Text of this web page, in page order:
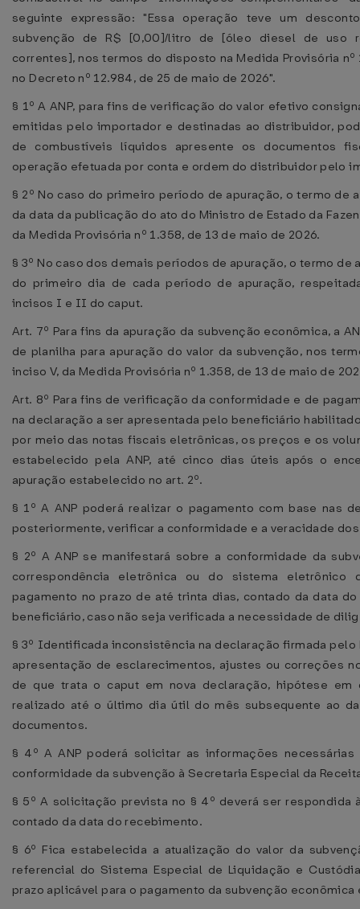
seguinte expressão: "Essa operação teve um
subvenção de R$ [0,00]/litro de [óleo diesel de uso
correntes], nos termos do disposto na Medida Provisória
no Decreto nº 12.984, de 25 de maio de 2026".
§ 1º A ANP, para fins de verificação do valor efetivo
emitidas pelo importador e destinadas ao distribuidor,
de combustíveis líquidos apresente os documentos
operação efetuada por conta e ordem do distribuidor pelo
§ 2º No caso do primeiro período de apuração, o termo de
da data da publicação do ato do Ministro de Estado da
da Medida Provisória nº 1.358, de 13 de maio de 2026.
§ 3º No caso dos demais períodos de apuração, o termo
do primeiro dia de cada período de apuração,
incisos I e II do caput.
Art. 7º Para fins da apuração da subvenção econômica, a
de planilha para apuração do valor da subvenção, nos
inciso V, da Medida Provisória nº 1.358, de 13 de maio de
Art. 8º Para fins de verificação da conformidade e de
na declaração a ser apresentada pelo beneficiário
por meio das notas fiscais eletrônicas, os preços e os
estabelecido pela ANP, até cinco dias úteis após o
apuração estabelecido no art. 2º.
§ 1º A ANP poderá realizar o pagamento com base nas
posteriormente, verificar a conformidade e a veracidade
§ 2º A ANP se manifestará sobre a conformidade da
correspondência eletrônica ou do sistema eletrônico
pagamento no prazo de até trinta dias, contado da data
beneficiário, caso não seja verificada a necessidade de
§ 3º Identificada inconsistência na declaração firmada pelo
apresentação de esclarecimentos, ajustes ou correções
de que trata o caput em nova declaração, hipótese em
realizado até o último dia útil do mês subsequente ao
documentos.
§ 4º A ANP poderá solicitar as informações
conformidade da subvenção à Secretaria Especial da
§ 5º A solicitação prevista no § 4º deverá ser respondida
contado da data do recebimento.
§ 6º Fica estabelecida a atualização do valor da
referencial do Sistema Especial de Liquidação e
prazo aplicável para o pagamento da subvenção